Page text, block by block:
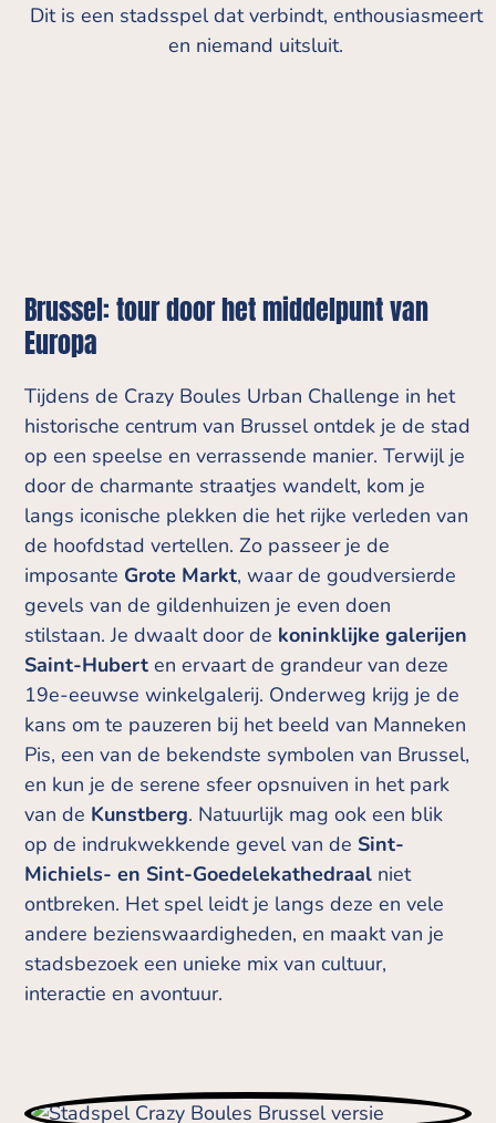
Dit is een stadsspel dat verbindt, enthousiasmeert
en niemand uitsluit.
Brussel: tour door het middelpunt van
Europa
Tijdens de Crazy Boules Urban Challenge in het
historische centrum van Brussel ontdek je de stad
op een speelse en verrassende manier. Terwijl je
door de charmante straatjes wandelt, kom je
langs iconische plekken die het rijke verleden van
de hoofdstad vertellen. Zo passeer je de
imposante Grote Markt, waar de goudversierde
gevels van de gildenhuizen je even doen
stilstaan. Je dwaalt door de koninklijke galerijen
Saint-Hubert en ervaart de grandeur van deze
19e-eeuwse winkelgalerij. Onderweg krijg je de
kans om te pauzeren bij het beeld van Manneken
Pis, een van de bekendste symbolen van Brussel,
en kun je de serene sfeer opsnuiven in het park
van de Kunstberg. Natuurlijk mag ook een blik
op de indrukwekkende gevel van de Sint-
Michiels- en Sint-Goedelekathedraal niet
ontbreken. Het spel leidt je langs deze en vele
andere bezienswaardigheden, en maakt van je
stadsbezoek een unieke mix van cultuur,
interactie en avontuur.